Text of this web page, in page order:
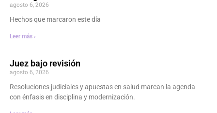
agosto 6, 2026
Hechos que marcaron este día
Leer más ›
Juez bajo revisión
agosto 6, 2026
Resoluciones judiciales y apuestas en salud marcan la agenda
con énfasis en disciplina y modernización.